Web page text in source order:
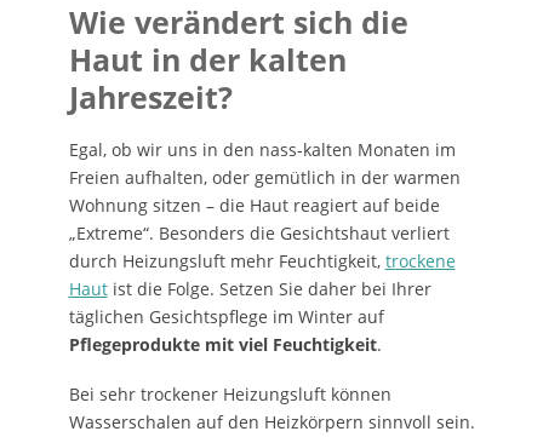
Wie verändert sich die
Haut in der kalten
Jahreszeit?
Egal, ob wir uns in den nass-kalten Monaten im
Freien aufhalten, oder gemütlich in der warmen
Wohnung sitzen – die Haut reagiert auf beide
„Extreme“. Besonders die Gesichtshaut verliert
durch Heizungsluft mehr Feuchtigkeit, trockene
Hautist die Folge. Setzen Sie daher bei Ihrer
täglichen Gesichtspflege im Winter auf
Pflegeprodukte mit viel Feuchtigkeit.
Bei sehr trockener Heizungsluft können
Wasserschalen auf den Heizkörpern sinnvoll sein.